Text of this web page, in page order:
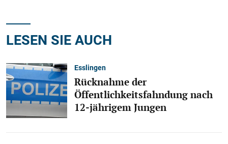
LESEN SIE AUCH
Esslingen
Rücknahme der
Öffentlichkeitsfahndung nach
12-jährigem Jungen